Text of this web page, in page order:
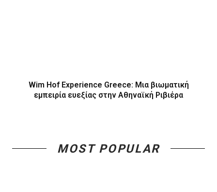
Wim Hof Experience Greece: Μια βιωματική
εμπειρία ευεξίας στην Αθηναϊκή Ριβιέρα
MOST POPULAR